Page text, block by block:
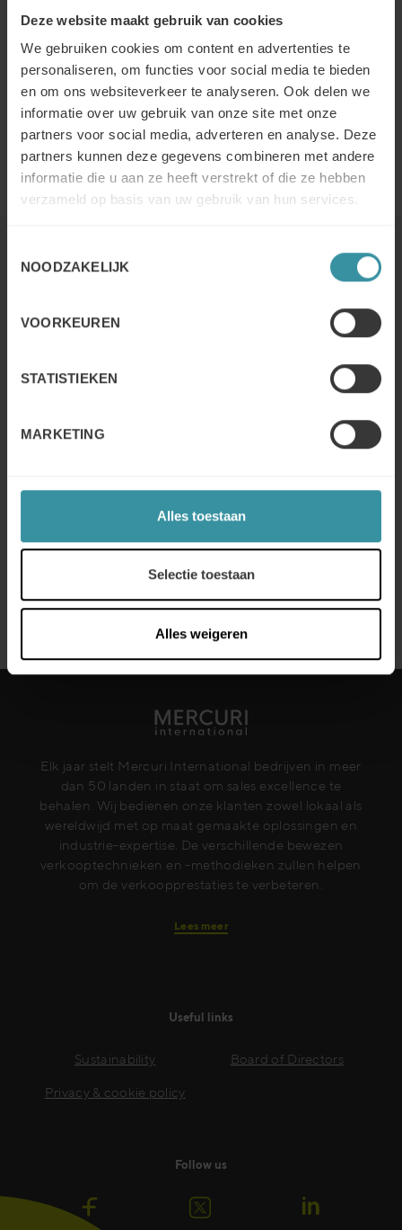
Deze website maakt gebruik van cookies
We gebruiken cookies om content en advertenties te
personaliseren, om functies voor social media te bieden
en om ons websiteverkeer te analyseren. Ook delen we
informatie over uw gebruik van onze site met onze
partners voor social media, adverteren en analyse. Deze
partners kunnen deze gegevens combineren met andere
informatie die u aan ze heeft verstrekt of die ze hebben
verzameld op basis van uw gebruik van hun services.
NOODZAKELIJK
VOORKEUREN
STATISTIEKEN
MARKETING
Alles toestaan
Selectie toestaan
Alles weigeren
Lees verder
Resultaten Quick Survey Benelux
2025 – Een nieuw jaar in onrustige
De verkooprevolutie: 5 cruciale
vaardigheden voor succes in 2025
Webinar Hoe kan AI uw
salesresultaten verbeteren?
& Mercuri International
Lees meer
Elk jaar stelt Mercuri International bedrijven in meer
dan 50 landen in staat om sales excellence te
behalen. Wij bedienen onze klanten zowel lokaal als
wereldwijd met op maat gemaakte oplossingen en
industrie-expertise. De verschillende bewezen
verkooptechnieken en -methodieken zullen helpen
om de verkoopprestaties te verbeteren.
Lees meer
Useful links
Sustainability
Privacy & cookie policy
Board of Directors
Follow us